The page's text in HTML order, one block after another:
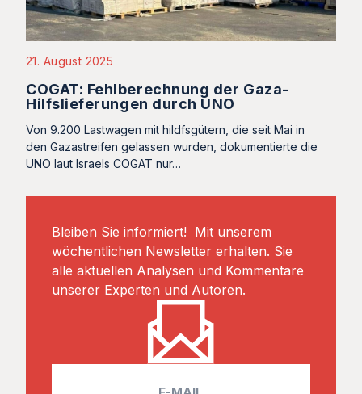
21. August 2025
COGAT: Fehlberechnung der Gaza-
Hilfslieferungen durch UNO
Von 9.200 Lastwagen mit hildfsgütern, die seit Mai in
den Gazastreifen gelassen wurden, dokumentierte die
UNO laut Israels COGAT nur…
Bleiben Sie informiert! Mit unserem
wöchentlichen Newsletter erhalten. Sie
alle aktuellen Analysen und Kommentare
unserer Experten und Autoren.